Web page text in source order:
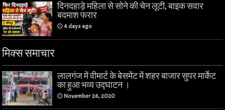
दिनदहाड़े महिला से सोने की चेन लूटी, बाइक सवार
बदमाश फरार
4 days ago
मिक्स समाचार
लालगंज में वीमार्ट के बेसमेंट में शहर बाजार सुपर मार्केट
का हुआ भव्य उद्घाटन ।
November 26, 2020